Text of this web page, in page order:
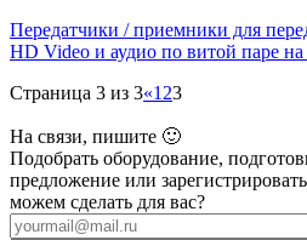
Передатчики / приемники для
HD Video и аудио по витой паре на
Страница 3 из 3«1 23
На связи, пишите 🙂
Подобрать оборудование,
предложение или
можем сделать для вас?